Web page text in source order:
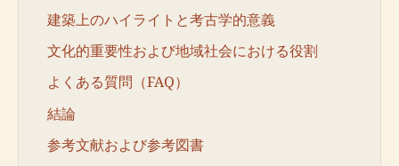
建築上のハイライトと考古学的意義
文化的重要性および地域社会における役割
よくある質問（FAQ）
結論
参考文献および参考図書